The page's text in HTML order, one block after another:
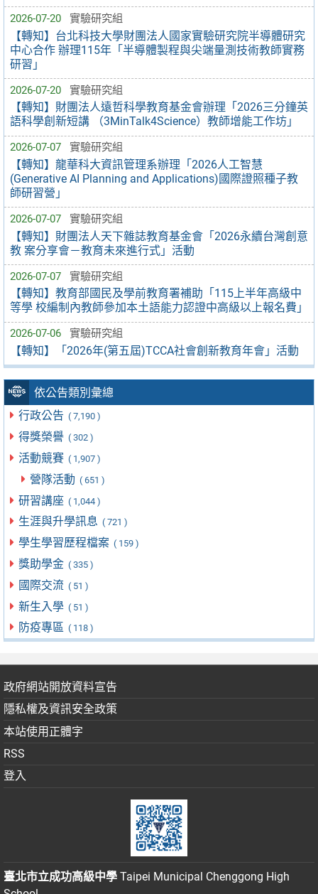
2026-07-20 實驗研究組
【轉知】台北科技大學財團法人國家實驗研究院半導體研究
中心合作 辦理115年「半導體製程與尖端量測技術教師實務
研習」
2026-07-20 實驗研究組
【轉知】財團法人遠哲科學教育基金會辦理「2026三分鐘英
語科學創新短講 （3MinTalk4Science）教師增能工作坊」
2026-07-07 實驗研究組
【轉知】龍華科大資訊管理系辦理「2026人工智慧
(Generative AI Planning and Applications)國際證照種子教
師研習營」
2026-07-07 實驗研究組
【轉知】財團法人天下雜誌教育基金會「2026永續台灣創意
教 案分享會－教育未來進行式」活動
2026-07-07 實驗研究組
【轉知】教育部國民及學前教育署補助「115上半年高級中
等學 校編制內教師參加本土語能力認證中高級以上報名費」
2026-07-06 實驗研究組
【轉知】「2026年(第五屆)TCCA社會創新教育年會」活動
依公告類別彙總
行政公告 ( 7,190 )
得獎榮譽 ( 302 )
活動競賽 ( 1,907 )
營隊活動 ( 651 )
研習講座 ( 1,044 )
生涯與升學訊息 ( 721 )
學生學習歷程檔案 ( 159 )
獎助學金 ( 335 )
國際交流 ( 51 )
新生入學 ( 51 )
防疫專區 ( 118 )
政府網站開放資料宣告
隱私權及資訊安全政策
本站使用正體字
RSS
登入
臺北市立成功高級中學 Taipei Municipal Chenggong High